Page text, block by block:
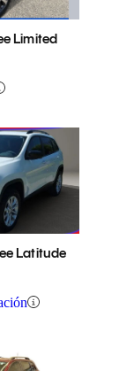
Limited
Latitude